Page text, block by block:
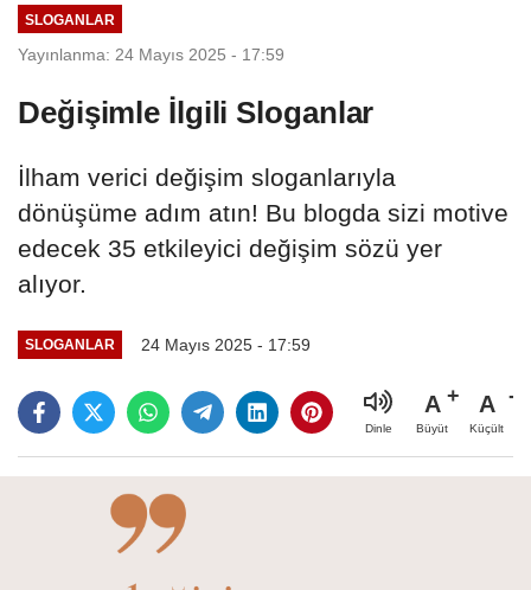
SLOGANLAR
Yayınlanma: 24 Mayıs 2025 - 17:59
Değişimle İlgili Sloganlar
İlham verici değişim sloganlarıyla
dönüşüme adım atın! Bu blogda sizi motive
edecek 35 etkileyici değişim sözü yer
alıyor.
SLOGANLAR 24 Mayıs 2025 - 17:59
Dinle
A
Büyüt
A
Küçült